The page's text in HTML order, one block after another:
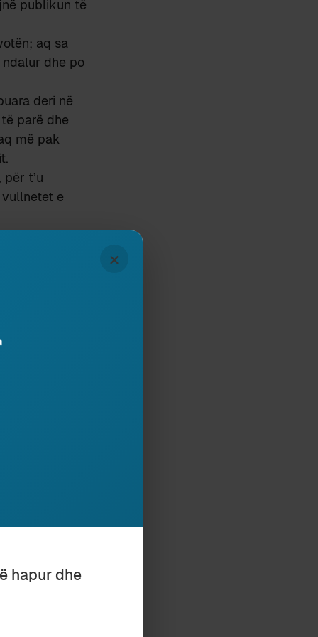
publikun të
aq sa
dhe po
deri në
parë dhe
më pak
t’u
e
fjalë për një
gjë me
të pastër
të
gazetën,
nuk
afat të
×
hapur dhe